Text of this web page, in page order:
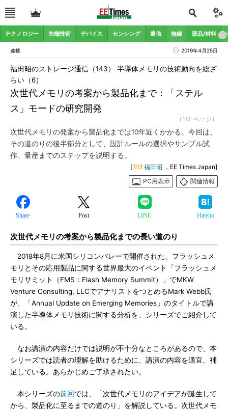
テクノロジー 先端技術 デバイス センシング 通信 無線 部品/材料
連載 2019年4月25日
次世代メモリの考案から製品化まで：「ステル
ス」モードの研究開発
福田昭のストレージ通信（143） 半導体メモリの技術動向を総ざ
らい（6）
（1/2 ページ）
次世代メモリの発案から製品化までは10年近くかかる。今回は、
その道のりの後半部分として、設計ルールの選択やサンプル試
作、量産までのステップを説明する。
[ 福田昭 ，EE Times Japan]
PC用表示
関連情報
Share Post LINE Hatena
次世代メモリの考案から製品化までの長い道のり
2018年8月に米国シリコンバレーで開催された、フラッシュメ
モリとその応用製品に関する世界最大のイベント「フラッシュメ
モリサミット（FMS：Flash Memory Summit）」でMKW
Venture Consulting, LLCでアナリストをつとめるMark Webb氏
が、「Annual Update on Emerging Memories」のタイトルで講
演した半導体メモリ技術に関する分析を、シリーズでご紹介して
いる。
なお講演の内容だけでは説明が不十分なところがあるので、本
シリーズでは読者の理解を助けるために、講演の内容を適宜、補
足している。あらかじめご了承されたい。
本シリーズの前回では、「次世代メモリのアイデアが誕生して
から、製品化に至るまでの道のり」を解説している。次世代メモ